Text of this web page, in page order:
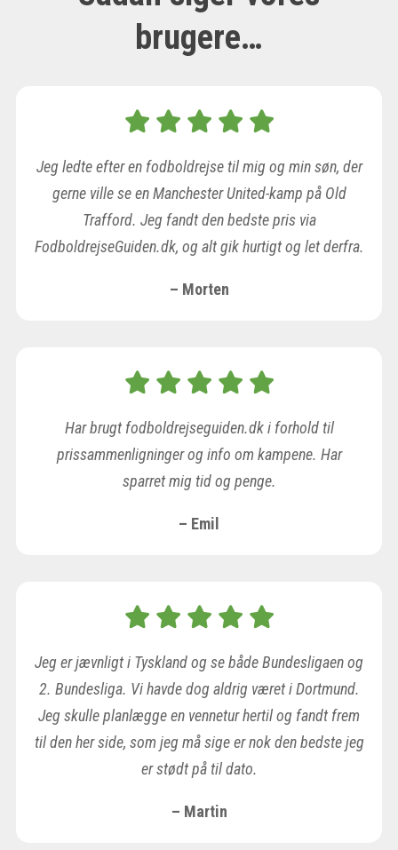
brugere…
Jeg ledte efter en fodboldrejse til mig og min søn, der
gerne ville se en Manchester United-kamp på Old
Trafford. Jeg fandt den bedste pris via
FodboldrejseGuiden.dk, og alt gik hurtigt og let derfra.
– Morten
Har brugt fodboldrejseguiden.dk i forhold til
prissammenligninger og info om kampene. Har
sparret mig tid og penge.
– Emil
Jeg er jævnligt i Tyskland og se både Bundesligaen og
2. Bundesliga. Vi havde dog aldrig været i Dortmund.
Jeg skulle planlægge en vennetur hertil og fandt frem
til den her side, som jeg må sige er nok den bedste jeg
er stødt på til dato.
– Martin